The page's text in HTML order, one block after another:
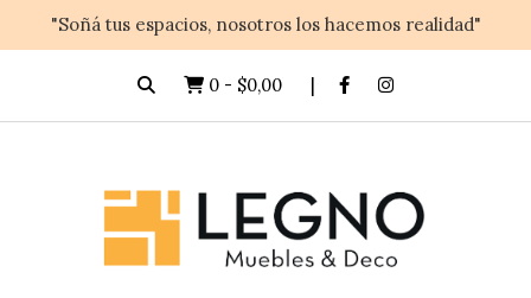
"Soñá tus espacios, nosotros los hacemos realidad"
0 - $0,00